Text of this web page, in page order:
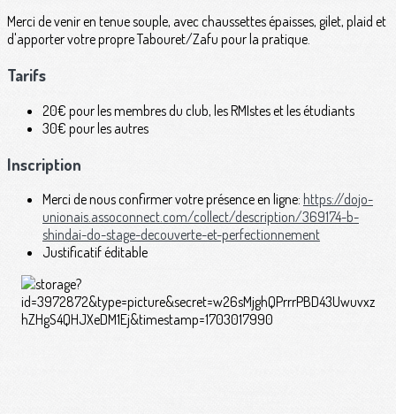
Merci de venir en tenue souple, avec chaussettes épaisses, gilet, plaid et
d'apporter votre propre Tabouret/Zafu pour la pratique.
Tarifs
20€ pour les membres du club, les RMIstes et les étudiants
30€ pour les autres
Inscription
Merci de nous confirmer votre présence en ligne: https://dojo-
unionais.assoconnect.com/collect/description/369174-b-
shindai-do-stage-decouverte-et-perfectionnement
Justificatif éditable